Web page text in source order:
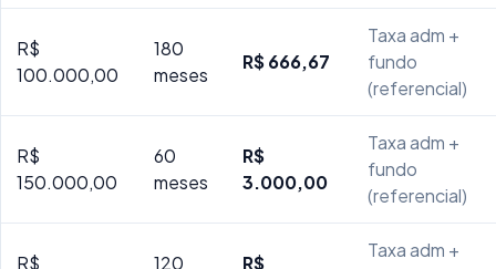
R$
100.000,00
180
meses
R$ 666,67
Taxa adm +
fundo
(referencial)
R$
150.000,00
60
meses
R$
3.000,00
Taxa adm +
fundo
(referencial)
R$
120
R$
Taxa adm +